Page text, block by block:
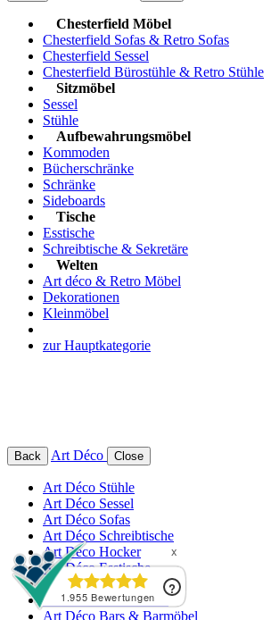
Chesterfield Möbel
Chesterfield Sofas & Retro Sofas
Chesterfield Sessel
Chesterfield Bürostühle & Retro Stühle
Sitzmöbel
Sessel
Stühle
Aufbewahrungsmöbel
Kommoden
Bücherschränke
Schränke
Sideboards
Tische
Esstische
Schreibtische & Sekretäre
Welten
Art déco & Retro Möbel
Dekorationen
Kleinmöbel
zur Hauptkategorie
Back Art Déco Close
Art Déco Stühle
Art Déco Sessel
Art Déco Sofas
Art Déco Schreibtische
Art Déco Hocker
Art Déco Esstische
Art Déco Beistelltische
Art Déco Couchtische
Art Déco Bars & Barmöbel